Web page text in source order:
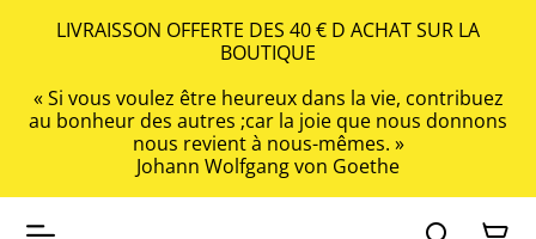
LIVRAISSON OFFERTE DES 40 € D ACHAT SUR LA
BOUTIQUE
« Si vous voulez être heureux dans la vie, contribuez
au bonheur des autres ;car la joie que nous donnons
nous revient à nous-mêmes. »
Johann Wolfgang von Goethe